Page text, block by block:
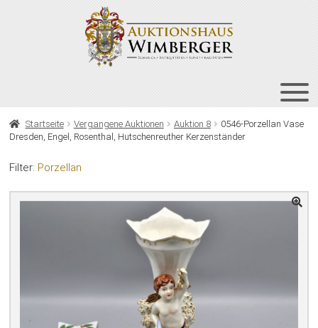
HOME
VERGANGENE AUKTIONEN
NEWSLETTER
Startseite Vergangene Auktionen Auktion 8
0546-Porzellan Vase
Dresden, Engel, Rosenthal, Hutschenreuther Kerzenständer
Filter: Porzellan